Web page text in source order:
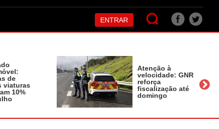
ENTRAR
de
viaturas
10%
Atenção à
velocidade: GNR
reforça
fiscalização até
domingo